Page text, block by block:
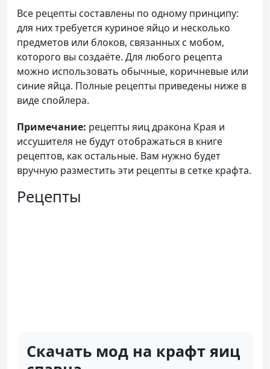
Все рецепты составлены по одному принципу:
для них требуется куриное яйцо и несколько
предметов или блоков, связанных с мобом,
которого вы создаёте. Для любого рецепта
можно использовать обычные, коричневые или
синие яйца. Полные рецепты приведены ниже в
виде спойлера.
Примечание: рецепты яиц дракона Края и
иссушителя не будут отображаться в книге
рецептов, как остальные. Вам нужно будет
вручную разместить эти рецепты в сетке крафта.
Рецепты
Скачать мод на крафт яиц